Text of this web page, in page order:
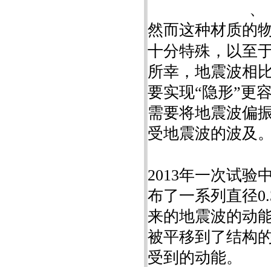
、
然而这种材质的
十分特殊，以至
所幸，地震波相
要实现“隐形”更
需要将地震波偏
受地震波的波及
2013年一次试验
布了一系列直径
来的地震波的动
被平移到了结构
受到的动能。